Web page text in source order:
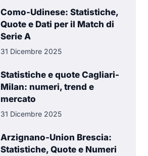
Como-Udinese: Statistiche,
Quote e Dati per il Match di
Serie A
31 Dicembre 2025
Statistiche e quote Cagliari-
Milan: numeri, trend e
mercato
31 Dicembre 2025
Arzignano-Union Brescia:
Statistiche, Quote e Numeri